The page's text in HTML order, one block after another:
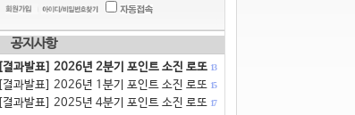
공지사항
[결과발표] 2026년 2분기 포인트 소진 로또 13
[결과발표] 2026년 1분기 포인트 소진 로또 15
[결과발표] 2025년 4분기 포인트 소진 로또 17